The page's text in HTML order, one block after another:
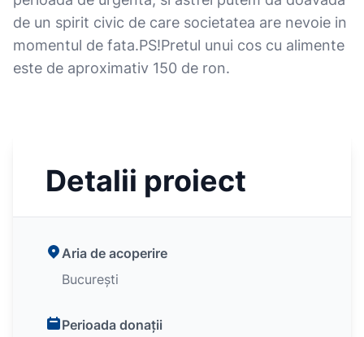
de un spirit civic de care societatea are nevoie in
momentul de fata.PS!Pretul unui cos cu alimente
este de aproximativ 150 de ron.
Detalii proiect
Aria de acoperire
București
Perioada donații